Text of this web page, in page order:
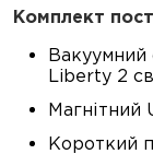
Комплект
Вакуумний
Liberty 2
Магнітний
Короткий